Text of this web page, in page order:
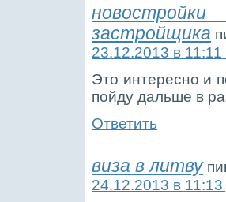
застройщика
23.12.2013 в 11:11
Это интересно и
пойду дальше в
Ответить
виза в литву
24.12.2013 в 11:13